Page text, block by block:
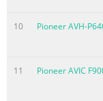
10 Pioneer AVH-
11 Pioneer AVIC